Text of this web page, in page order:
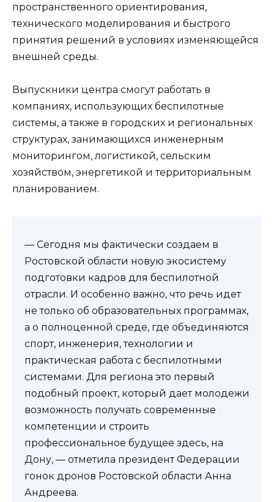
пространственного ориентирования,
технического моделирования и быстрого
принятия решений в условиях изменяющейся
внешней среды.
Выпускники центра смогут работать в
компаниях, использующих беспилотные
системы, а также в городских и региональных
структурах, занимающихся инженерным
мониторингом, логистикой, сельским
хозяйством, энергетикой и территориальным
планированием.
— Сегодня мы фактически создаем в
Ростовской области новую экосистему
подготовки кадров для беспилотной
отрасли. И особенно важно, что речь идет
не только об образовательных программах,
а о полноценной среде, где объединяются
спорт, инженерия, технологии и
практическая работа с беспилотными
системами. Для региона это первый
подобный проект, который дает молодежи
возможность получать современные
компетенции и строить
профессиональное будущее здесь, на
Дону, — отметила президент Федерации
гонок дронов Ростовской области Анна
Андреева.